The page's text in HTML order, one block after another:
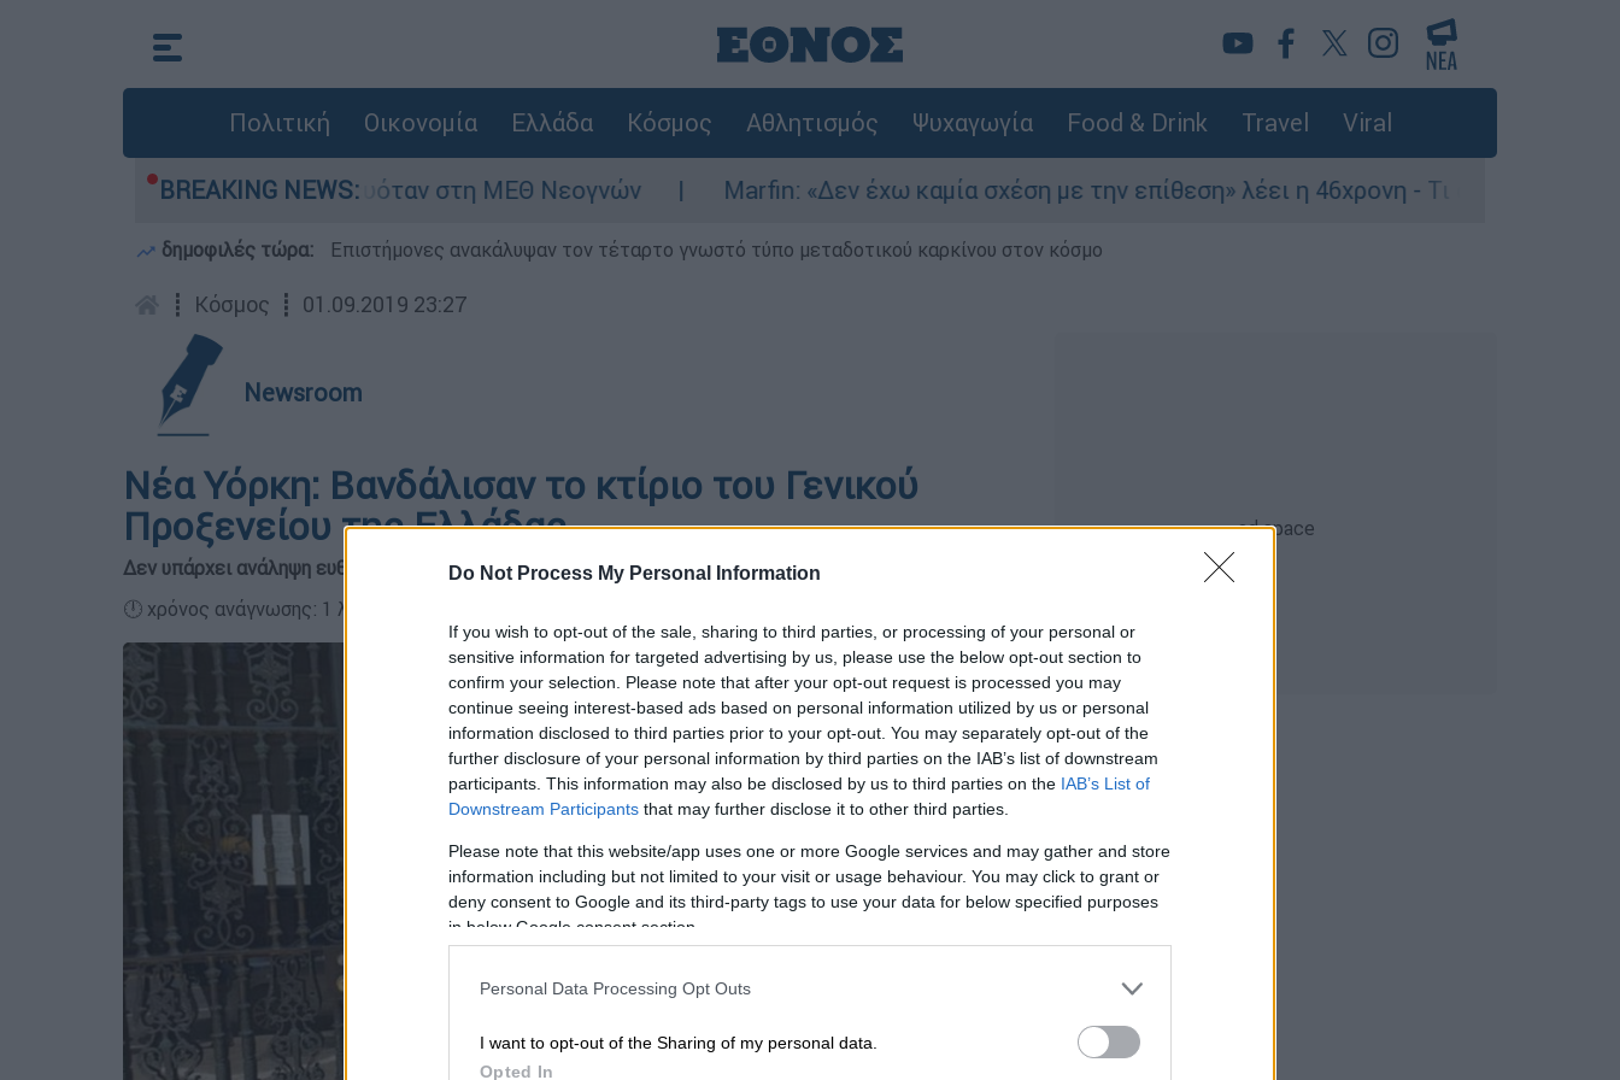
Do Not Process My Personal Information
If you wish to opt-out of the sale, sharing to third parties, or processing of your personal or
sensitive information for targeted advertising by us, please use the below opt-out section to
confirm your selection. Please note that after your opt-out request is processed you may
continue seeing interest-based ads based on personal information utilized by us or personal
information disclosed to third parties prior to your opt-out. You may separately opt-out of the
further disclosure of your personal information by third parties on the IAB’s list of downstream
participants. This information may also be disclosed by us to third parties on the IAB’s List of
Downstream Participants that may further disclose it to other third parties.
Please note that this website/app uses one or more Google services and may gather and store
information including but not limited to your visit or usage behaviour. You may click to grant or
deny consent to Google and its third-party tags to use your data for below specified purposes
in below Google consent section.
Personal Data Processing Opt Outs
I want to opt-out of the Sharing of my personal data.
Opted In
Πολιτική Οικονομία Ελλάδα Κόσμος Αθλητισμός Ψυχαγωγία Food & Drink Travel Viral
BREAKING NEWS:
8 ημερών - Νοσηλευόταν στη ΜΕΘ Νεογνών Marfin: «Δεν έχω καμία σχέση με την επίθεση» λέει η 46χρονη - Τι αποκάλυψε στους
δημοφιλές τώρα: Επιστήμονες ανακάλυψαν τον τέταρτο γνωστό τύπο μεταδοτικού καρκίνου στον κόσμο
┋ Κόσμος ┋ 01.09.2019 23:27
Newsroom
Νέα Υόρκη: Βανδάλισαν το κτίριο του Γενικού
Προξενείου της Ελλάδας
Δεν υπάρχει ανάληψη ευθύνης για αυτή την πράξη
🕛 χρόνος ανάγνωσης: 1 λεπτό ┋